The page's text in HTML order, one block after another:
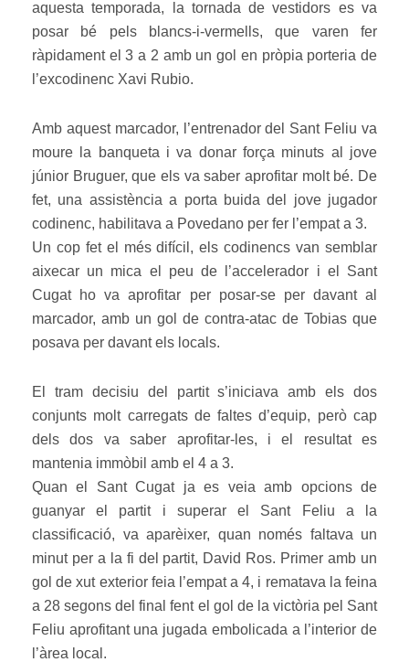
aquesta temporada, la tornada de vestidors es va
posar bé pels blancs-i-vermells, que varen fer
ràpidament el 3 a 2 amb un gol en pròpia porteria de
l’excodinenc Xavi Rubio.
Amb aquest marcador, l’entrenador del Sant Feliu va
moure la banqueta i va donar força minuts al jove
júnior Bruguer, que els va saber aprofitar molt bé. De
fet, una assistència a porta buida del jove jugador
codinenc, habilitava a Povedano per fer l’empat a 3.
Un cop fet el més difícil, els codinencs van semblar
aixecar un mica el peu de l’accelerador i el Sant
Cugat ho va aprofitar per posar-se per davant al
marcador, amb un gol de contra-atac de Tobias que
posava per davant els locals.
El tram decisiu del partit s’iniciava amb els dos
conjunts molt carregats de faltes d’equip, però cap
dels dos va saber aprofitar-les, i el resultat es
mantenia immòbil amb el 4 a 3.
Quan el Sant Cugat ja es veia amb opcions de
guanyar el partit i superar el Sant Feliu a la
classificació, va aparèixer, quan només faltava un
minut per a la fi del partit, David Ros. Primer amb un
gol de xut exterior feia l’empat a 4, i rematava la feina
a 28 segons del final fent el gol de la victòria pel Sant
Feliu aprofitant una jugada embolicada a l’interior de
l’àrea local.